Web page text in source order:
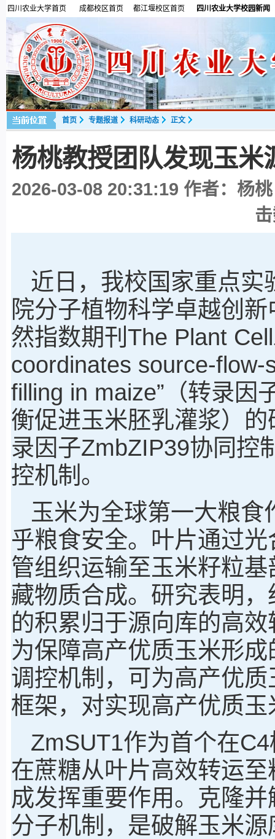
四川农业大学首页 成都校区首页 都江堰校区首页 四川农业大学校园新闻
首页 专题报道 科研动态 正文
杨桃教授团队发现玉米
2026-03-08 20:31:19 作者：杨
近日，我校国家重点
院分子植物科学卓越创
然指数期刊The Plant
coordinates source-
filling in maize”（转录因
衡促进玉米胚乳灌浆）
录因子ZmbZIP39协同控
控机制。
玉米为全球第一大粮
乎粮食安全。叶片通过
管组织运输至玉米籽粒
藏物质合成。研究表明
的积累归于源向库的高
为保障高产优质玉米形
调控机制，可为高产优
框架，对实现高产优质
ZmSUT1作为首个在
在蔗糖从叶片高效转运
成发挥重要作用。克隆
分子机制，是破解玉米